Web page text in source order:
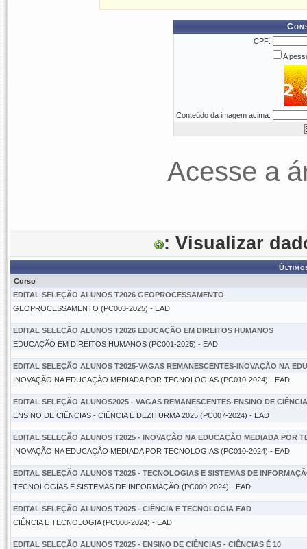
CPF:
A
Conteúdo da imagem acima:
Acesse a
: Visualizar
Curso
EDITAL SELEÇÃO ALUNOS T2026 GEOPROCESSAMENTO
GEOPROCESSAMENTO (PC003-2025) - EAD
EDITAL SELEÇÃO ALUNOS T2026 EDUCAÇÃO EM DIREITOS HUMANOS
EDUCAÇÃO EM DIREITOS HUMANOS (PC001-2025) - EAD
EDITAL SELEÇÃO ALUNOS T2025-VAGAS REMANESCENTES-INOVAÇÃO NA
INOVAÇÃO NA EDUCAÇÃO MEDIADA POR TECNOLOGIAS (PC010-2024) - EAD
EDITAL SELEÇÃO ALUNOS2025 - VAGAS REMANESCENTES-ENSINO DE
ENSINO DE CIÊNCIAS - CIÊNCIA É DEZ!TURMA 2025 (PC007-2024) - EAD
EDITAL SELEÇÃO ALUNOS T2025 - INOVAÇÃO NA EDUCAÇÃO MEDIADA POR
INOVAÇÃO NA EDUCAÇÃO MEDIADA POR TECNOLOGIAS (PC010-2024) - EAD
EDITAL SELEÇÃO ALUNOS T2025 - TECNOLOGIAS E SISTEMAS DE
TECNOLOGIAS E SISTEMAS DE INFORMAÇÃO (PC009-2024) - EAD
EDITAL SELEÇÃO ALUNOS T2025 - CIÊNCIA E TECNOLOGIA EAD
CIÊNCIA E TECNOLOGIA (PC008-2024) - EAD
EDITAL SELEÇÃO ALUNOS T2025 - ENSINO DE CIÊNCIAS - CIÊNCIAS É 10